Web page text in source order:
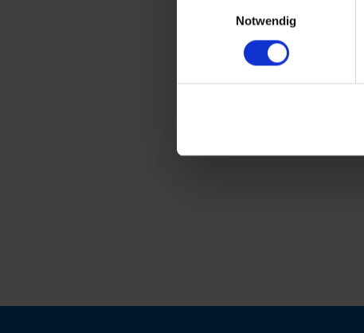
Notwendig